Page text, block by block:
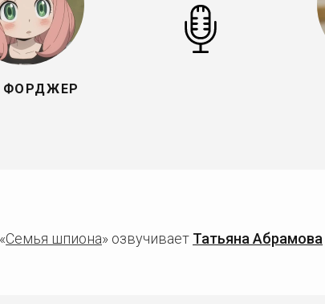
ФОРДЖЕР
Семья шпиона» озвучивает Татьяна Абрамова